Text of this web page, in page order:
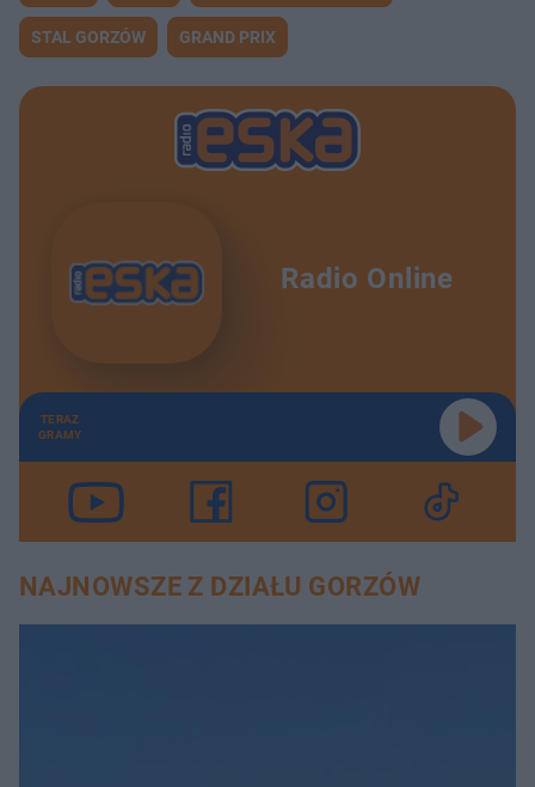
STAL GORZÓW GRAND PRIX
Radio Online
TERAZ
GRAMY
NAJNOWSZE Z DZIAŁU GORZÓW